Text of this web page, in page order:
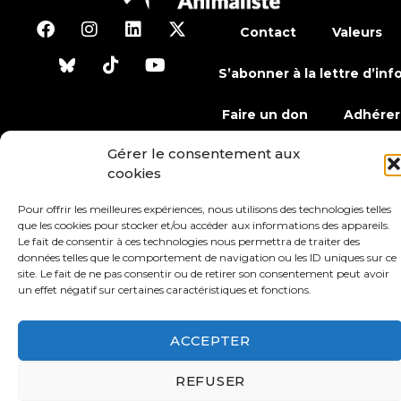
Gérer le consentement aux
cookies
Pour offrir les meilleures expériences, nous utilisons des technologies telles
que les cookies pour stocker et/ou accéder aux informations des appareils.
Le fait de consentir à ces technologies nous permettra de traiter des
données telles que le comportement de navigation ou les ID uniques sur ce
site. Le fait de ne pas consentir ou de retirer son consentement peut avoir
un effet négatif sur certaines caractéristiques et fonctions.
ACCEPTER
REFUSER
Contact Valeurs
S’abonner à la lettre
Faire un don Adhérer
Protection des données Mentions légales